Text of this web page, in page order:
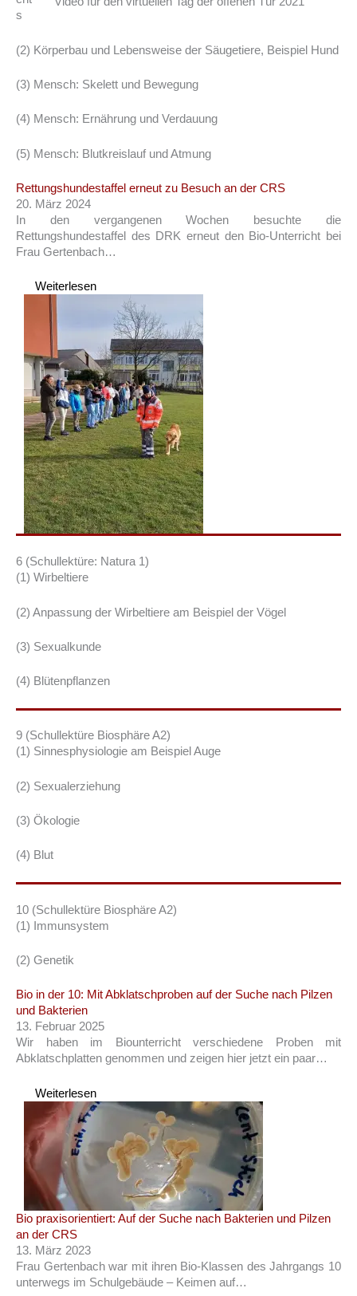
s
(2) Körperbau und Lebensweise der Säugetiere, Beispiel Hund
(3) Mensch: Skelett und Bewegung
(4) Mensch: Ernährung und Verdauung
(5) Mensch: Blutkreislauf und Atmung
Rettungshundestaffel erneut zu Besuch an der CRS
20. März 2024
In den vergangenen Wochen besuchte die
Rettungshundestaffel des DRK erneut den Bio-Unterricht bei
Frau Gertenbach…
Weiterlesen
6 (Schullektüre: Natura 1)
(1) Wirbeltiere
(2) Anpassung der Wirbeltiere am Beispiel der Vögel
(3) Sexualkunde
(4) Blütenpflanzen
9 (Schullektüre Biosphäre A2)
(1) Sinnesphysiologie am Beispiel Auge
(2) Sexualerziehung
(3) Ökologie
(4) Blut
10 (Schullektüre Biosphäre A2)
(1) Immunsystem
(2) Genetik
Bio in der 10: Mit Abklatschproben auf der Suche nach Pilzen
und Bakterien
13. Februar 2025
Wir haben im Biounterricht verschiedene Proben mit
Abklatschplatten genommen und zeigen hier jetzt ein paar…
Weiterlesen
Bio praxisorientiert: Auf der Suche nach Bakterien und Pilzen
an der CRS
13. März 2023
Frau Gertenbach war mit ihren Bio-Klassen des Jahrgangs 10
unterwegs im Schulgebäude – Keimen auf…